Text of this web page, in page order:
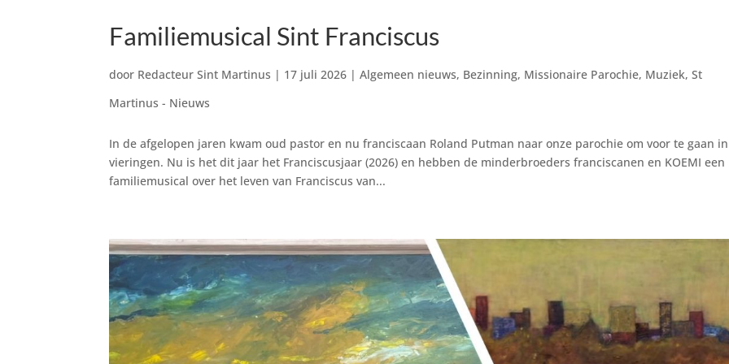
Familiemusical Sint Franciscus
door Redacteur Sint Martinus | 17 juli 2026 |Algemeen nieuws, Bezinning, Missionaire Parochie, Muziek,St
Martinus - Nieuws
In de afgelopen jaren kwam oud pastor en nu franciscaan Roland Putman naar onze parochie om voor te gaan in
vieringen. Nu is het dit jaar het Franciscusjaar (2026) en hebben de minderbroeders franciscanen en KOEMI een
familiemusical over het leven van Franciscus van...